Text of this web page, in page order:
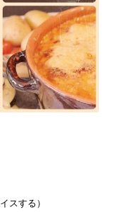
スする）